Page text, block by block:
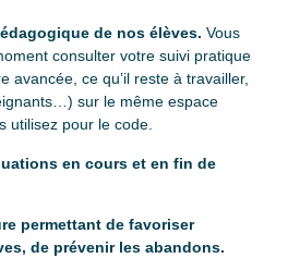
de nos élèves. Vous
consulter votre suivi pratique
avancée, ce qu’il reste à travailler,
sur le même espace
utilisez pour le code.
en cours et en fin de
permettant de favoriser
de prévenir les abandons.